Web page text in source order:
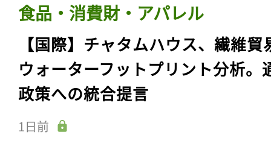
食品・消費財・アパレル
【国際】チャタムハウス、繊維貿
ウォーターフットプリント分析。
政策への統合提言
1日前